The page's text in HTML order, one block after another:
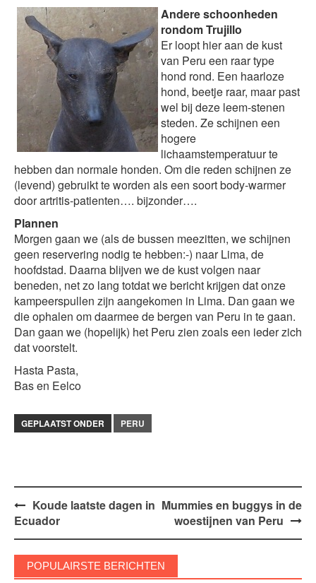
Andere schoonheden
rondom Trujillo
Er loopt hier aan de kust
van Peru een raar type
hond rond. Een haarloze
hond, beetje raar, maar past
wel bij deze leem-stenen
steden. Ze schijnen een
hogere
lichaamstemperatuur te
hebben dan normale honden. Om die reden schijnen ze
(levend) gebruikt te worden als een soort body-warmer
door artritis-patienten…. bijzonder….
Plannen
Morgen gaan we (als de bussen meezitten, we schijnen
geen reservering nodig te hebben:-) naar Lima, de
hoofdstad. Daarna blijven we de kust volgen naar
beneden, net zo lang totdat we bericht krijgen dat onze
kampeerspullen zijn aangekomen in Lima. Dan gaan we
die ophalen om daarmee de bergen van Peru in te gaan.
Dan gaan we (hopelijk) het Peru zien zoals een ieder zich
dat voorstelt.
Hasta Pasta,
Bas en Eelco
GEPLAATST ONDER PERU
Bericht
navigatie
Koude laatste dagen in
Ecuador
Mummies en buggys in de
woestijnen van Peru
POPULAIRSTE BERICHTEN